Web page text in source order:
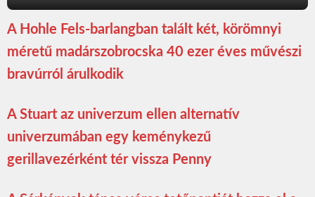
A Hohle Fels-barlangban talált két, körömnyi
méretű madárszobrocska 40 ezer éves művészi
bravúrról árulkodik
A Stuart az univerzum ellen alternatív
univerzumában egy keménykezű
gerillavezérként tér vissza Penny